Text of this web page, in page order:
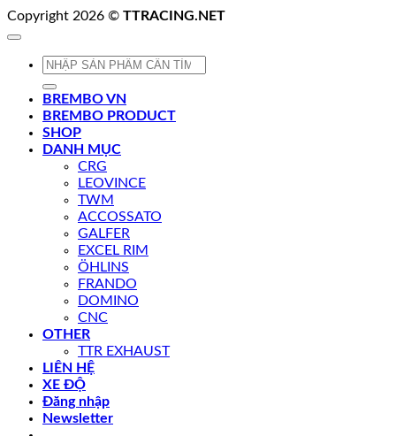
Copyright 2026 © TTRACING.NET
Tìm
BREMBO VN
BREMBO PRODUCT
SHOP
DANH MỤC
CRG
LEOVINCE
TWM
ACCOSSATO
GALFER
EXCEL RIM
ÖHLINS
FRANDO
DOMINO
CNC
OTHER
TTR EXHAUST
LIÊN HỆ
XE ĐỘ
Đăng nhập
Newsletter